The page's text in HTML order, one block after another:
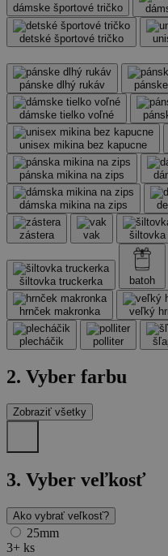
dámske športové tričko
detské športové tričko
pánske dlhý rukáv
dámske tielko voľné
unisex mikina bez kapucne
pánska mikina na zips
dámska mikina na zips
zástera vak šiltovka
šiltovka truckerka batoh
hrnček makronka veľký
plecháčik polliter
2. Vyber farbu
Zobraziť všetky
3. Vyber veľkosť
Ako vybrať veľkosť?
25mm
3+ ks